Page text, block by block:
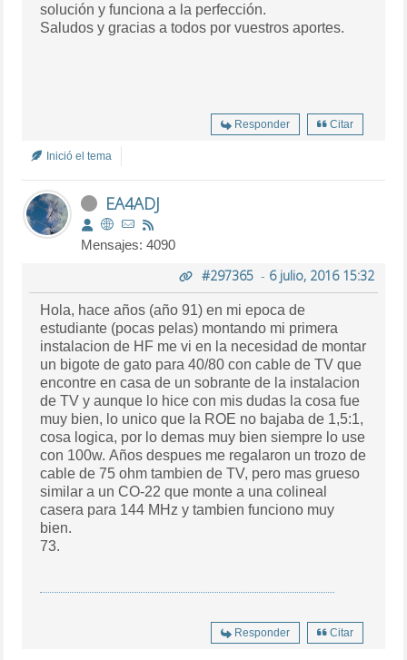
solución y funciona a la perfección.
Saludos y gracias a todos por vuestros aportes.
Responder Citar
Inició el tema
EA4ADJ
Mensajes: 4090
#297365- 6 julio, 2016 15:32
Hola, hace años (año 91) en mi epoca de
estudiante (pocas pelas) montando mi primera
instalacion de HF me vi en la necesidad de montar
un bigote de gato para 40/80 con cable de TV que
encontre en casa de un sobrante de la instalacion
de TV y aunque lo hice con mis dudas la cosa fue
muy bien, lo unico que la ROE no bajaba de 1,5:1,
cosa logica, por lo demas muy bien siempre lo use
con 100w. Años despues me regalaron un trozo de
cable de 75 ohm tambien de TV, pero mas grueso
similar a un CO-22 que monte a una colineal
casera para 144 MHz y tambien funciono muy
bien.
73.
Responder Citar